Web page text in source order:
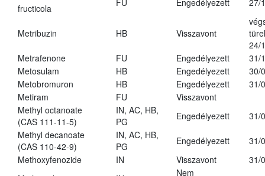
fructicola
FU Engedélyezett 27/
Metribuzin HB Visszavont
24/
Metrafenone
FU Engedélyezett
31/
Metosulam
HB Engedélyezett
30/
Metobromuron
HB Engedélyezett
31/
Metiram
FU
Visszavont
Methyl octanoate
(CAS 111-11-5)
IN, AC, HB,
PG
Engedélyezett
31/
Methyl decanoate
(CAS 110-42-9)
IN, AC, HB,
PG
Engedélyezett
31/
Methoxyfenozide
IN Visszavont
31/
Nem